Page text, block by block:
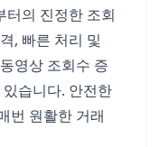
터의 진정한 조회
, 빠른 처리 및
영상 조회수 증
습니다. 안전한
번 원활한 거래